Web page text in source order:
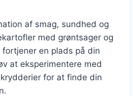
af smag, sundhed og
med grøntsager og
en plads på din
at eksperimentere med
for at finde din